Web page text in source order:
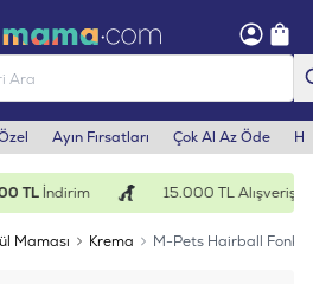
Ayın Fırsatları Çok Al Az Öde
TLİndirim 15.000 TL Alışverişe
Maması Krema
M-Pets Hairball